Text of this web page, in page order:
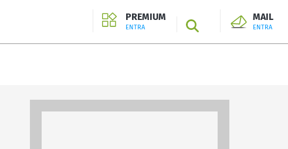
PREMIUM
ENTRA SEARCH
MAIL
ENTRA